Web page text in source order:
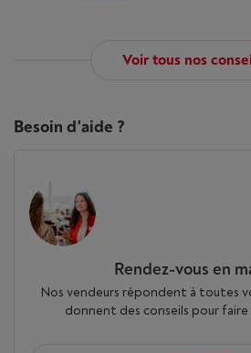
Voir tous nos
Besoin d'aide ?
Rendez-vous en
Nos vendeurs répondent à toutes
donnent des conseils pour faire